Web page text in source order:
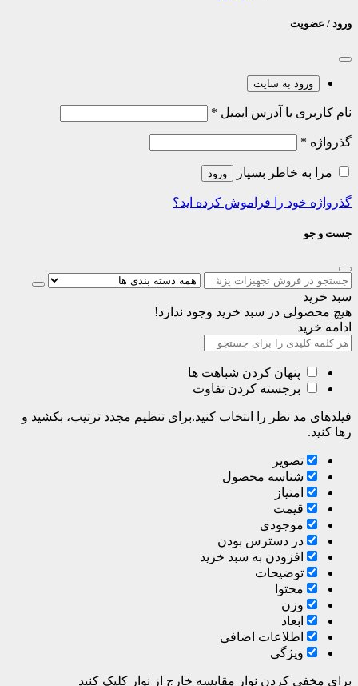
ورود / عضویت
ورود به سایت
نام کاربری یا آدرس ایمیل *
گذرواژه *
مرا به خاطر بسپار ورود
گذرواژه خود را فراموش کرده اید؟
جست و جو
سبد خرید
هیچ محصولی در سبد خرید وجود ندارد!
ادامه خرید
پنهان کردن شباهت ها
برجسته کردن تفاوت
فیلدهای مد نظر را انتخاب کنید.برای تنظیم مجدد ترتیب، بکشید و
رها کنید.
تصویر
شناسه محصول
امتیاز
قیمت
موجودی
در دسترس بودن
افزودن به سبد خرید
توضیحات
محتوا
وزن
ابعاد
اطلاعات اضافی
ویژگی
برای مخفی کردن نوار مقایسه خارج از نوار کلیک کنید